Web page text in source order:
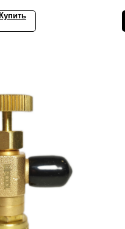
Купить